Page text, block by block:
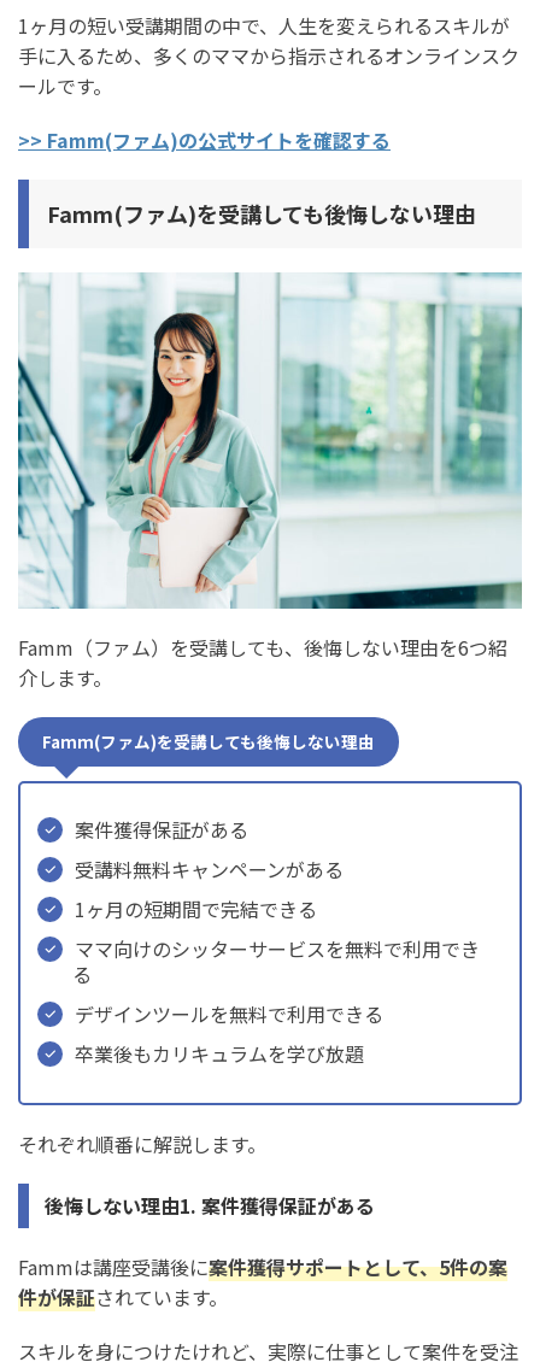
1ヶ月の短い受講期間の中で、人生を変えられるスキルが
手に入るため、多くのママから指示されるオンラインスク
ールです。
>> Famm(ファム)の公式サイトを確認する
Famm(ファム)を受講しても後悔しない理由
Famm（ファム）を受講しても、後悔しない理由を6つ紹
介します。
Famm(ファム)を受講しても後悔しない理由
案件獲得保証がある
受講料無料キャンペーンがある
1ヶ月の短期間で完結できる
ママ向けのシッターサービスを無料で利用でき
る
デザインツールを無料で利用できる
卒業後もカリキュラムを学び放題
それぞれ順番に解説します。
後悔しない理由1. 案件獲得保証がある
Fammは講座受講後に案件獲得サポートとして、5件の案
件が保証されています。
スキルを身につけたけれど、実際に仕事として案件を受注